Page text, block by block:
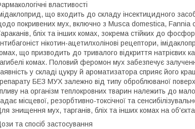
властивості
що входить до складу інсектицидного
покривених мух, включно з Musca domestica,
бліх та інших комах, зокрема стійких до
нікотин-ацетилхолінові рецептори,
що призводить до тривалого відкриття натрієвих
комах. Половий феромон мух забезпечує
у складі цукру й ароматизатора сприяє його
БЕЗ МУХ залежно від типу оброблюваної
на організм теплокровних тварин належить до
місцевої, резорбтивно-токсічної та
знищення мух, тарганів, бліх та інших комах на
та спосіб застосування